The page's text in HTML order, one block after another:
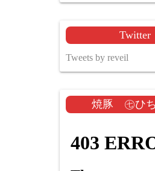
Twitter
Tweets by reveil
焼豚 ㊆ひ